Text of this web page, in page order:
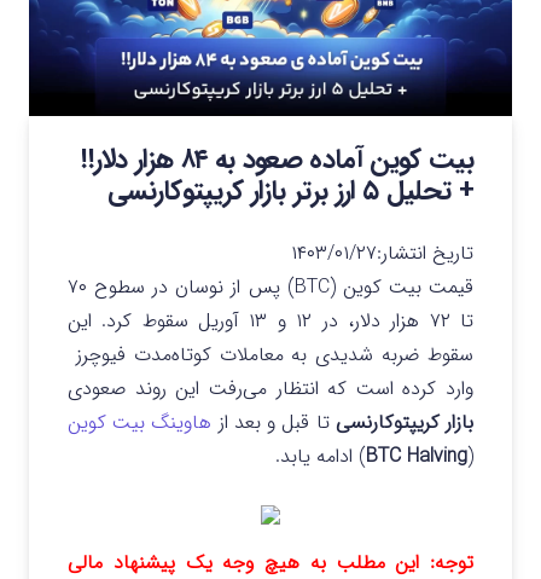
بیت کوین آماده صعود به ۸۴ هزار دلار!!
+ تحلیل ۵ ارز برتر بازار کریپتوکارنسی
تاریخ انتشار:۱۴۰۳/۰۱/۲۷
قیمت بیت کوین (BTC) پس از نوسان در سطوح ۷۰
تا ۷۲ هزار دلار، در ۱۲ و ۱۳ آوریل سقوط کرد. این
سقوط ضربه شدیدی به معاملات کوتاه‌مدت فیوچرز
وارد کرده است که انتظار می‌رفت این روند صعودی
بازار کریپتوکارنسی تا قبل و بعد از هاوینگ بیت‌ کوین
(
BTC Halving) ادامه یابد.
توجه: این مطلب به هیچ وجه یک پیشنهاد مالی